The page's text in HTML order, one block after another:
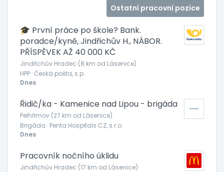
Ostatní pracovní pozice
🎓 První práce po škole? Bank.
poradce/kyně, Jindřichův H., NÁBOR.
PŘÍSPĚVEK AŽ 40 000 KČ
Jindřichův Hradec (8 km od Lásenice)
HPP · Česká pošta, s.p.
Dnes
Řidič/ka - Kamenice nad Lipou - brigáda
Pelhřimov (27 km od Lásenice)
Brigáda · Penta Hospitals CZ, s.r.o.
Dnes
Pracovník nočního úklidu
Jindřichův Hradec (17 km od Lásenice)